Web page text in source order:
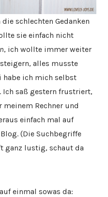
schlechten Gedanken
sie einfach nicht
, ich wollte immer weiter
alles musste
habe ich mich selbst
Ich saß gestern frustriert,
Rechner und
einfach mal auf
(Die Suchbegriffe
ganz lustig, schaut da
einmal sowas da: